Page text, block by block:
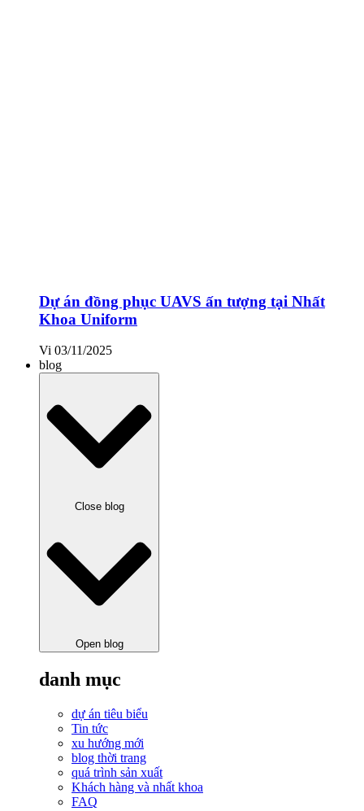
Dự án đồng phục UAVS ấn tượng tại Nhất
Khoa Uniform
Vi 03/11/2025
blog
Close blog
Open blog
danh mục
dự án tiêu biểu
Tin tức
xu hướng mới
blog thời trang
quá trình sản xuất
Khách hàng và nhất khoa
FAQ